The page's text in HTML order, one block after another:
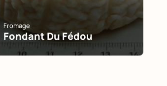
Fromage
Fondant Du Fédou